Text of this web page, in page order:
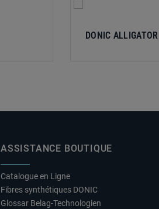
DONIC
ASSISTANCE BOUTIQUE
Catalogue en Ligne
Fibres synthétiques DONIC
Glossar Belag-Technologien